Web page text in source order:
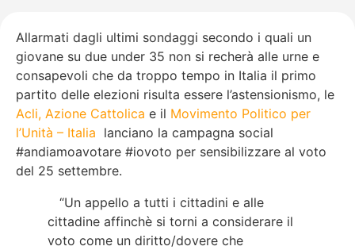
Allarmati dagli ultimi sondaggi secondo i quali un
giovane su due under 35 non si recherà alle urne e
consapevoli che da troppo tempo in Italia il primo
partito delle elezioni risulta essere l’astensionismo, le
Acli, Azione Cattolica e il Movimento Politico per
l’Unità – Italia lanciano la campagna social
#andiamoavotare #iovoto per sensibilizzare al voto
del 25 settembre.
“Un appello a tutti i cittadini e alle
cittadine affinchè si torni a considerare il
voto come un diritto/dovere che